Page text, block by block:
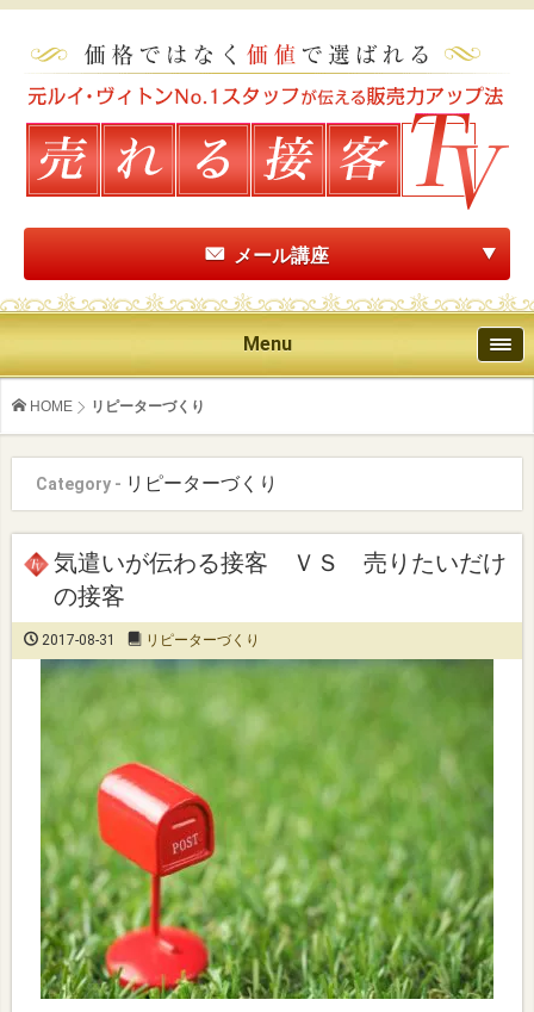
メール講座
Menu
HOME リピーターづくり
Category - リピーターづくり
気遣いが伝わる接客 ＶＳ 売りたいだけ
の接客
2017-08-31 リピーターづくり